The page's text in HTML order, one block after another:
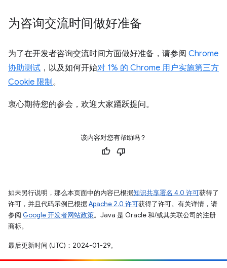
为咨询交流时间做好准备
为了在开发者咨询交流时间方面做好准备，请参阅 Chrome
协助测试 ，以及如何开始对 1% 的 Chrome 用户实施第三方
Cookie 限制。
衷心期待您的参会，欢迎大家踊跃提问。
该内容对您有帮助吗？
如未另行说明，那么本页面中的内容已根据知识共享署名 4.0 许可获得了
许可，并且代码示例已根据Apache 2.0 许可获得了许可。有关详情，请
参阅 Google 开发者网站政策。Java 是 Oracle 和/或其关联公司的注册
商标。
最后更新时间 (UTC)：2024-01-29。